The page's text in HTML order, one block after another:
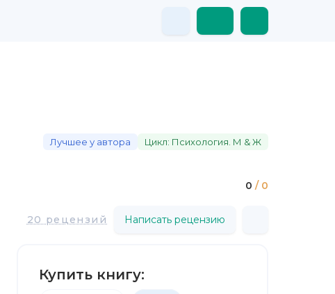
Лучшее у автора Цикл: Психология. М & Ж
0 / 0
20 рецензий Написать рецензию
Купить книгу: